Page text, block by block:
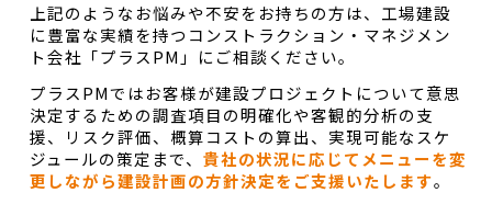
上記のようなお悩みや不安をお持ちの方は、工場建設
に豊富な実績を持つコンストラクション・マネジメン
ト会社「プラスPM」にご相談ください。
プラスPMではお客様が建設プロジェクトについて意思
決定するための調査項目の明確化や客観的分析の支
援、リスク評価、概算コストの算出、実現可能なスケ
ジュールの策定まで、貴社の状況に応じてメニューを変
更しながら建設計画の方針決定をご支援いたします。